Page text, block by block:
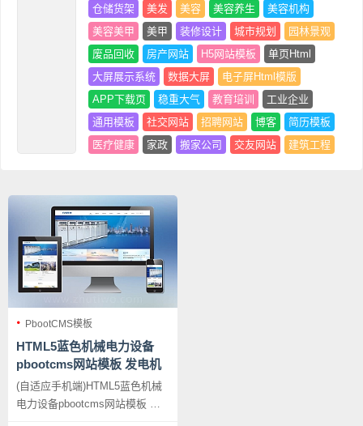
仓储货架
美发 美容 美容养生
美容机构
美容美甲
美甲 装修设计 城市规划
园林景观
废品回收
房产网站 H5网站模板
单页Html
大屏展示系统
数据大屏
电子屏Html模版
APP下载页
稳重大气 教育培训
工业企业
通用模板
社交网站 招聘网站 博客
简历模板
医疗健康
家政 搬家公司 交友网站 建筑工程
PbootCMS模板
HTML5蓝色机械电力设备
pbootcms网站模板 发电机
维修类网站源码下载
(自适应手机端)HTML5蓝色机械
电力设备pbootcms网站模板 发